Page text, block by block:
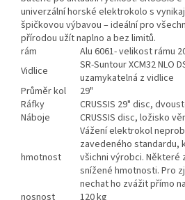
univerzální horské elektrokolo s
špičkovou výbavou – ideální pro
přírodou užít naplno a bez limitů.
rám
Alu 6061- velikost rámu
Vidlice
SR-Suntour XCM32 NLO
uzamykatelná z vidlice
Průměr kol
29"
Ráfky
CRUSSIS 29" disc,
Náboje
CRUSSIS disc, ložisko
hmotnost
Vážení elektrokol
zavedeného standardu,
všichni výrobci. Některé
snížené hmotnosti. Pro
nechat ho zvážit přímo